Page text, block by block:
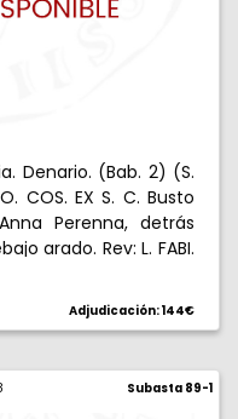
Denario. (Bab. 2) (S.
COS. EX S. C. Busto
Perenna, detrás
arado. Rev: L. FABI.
Adjudicación: 144€
Subasta 89-1